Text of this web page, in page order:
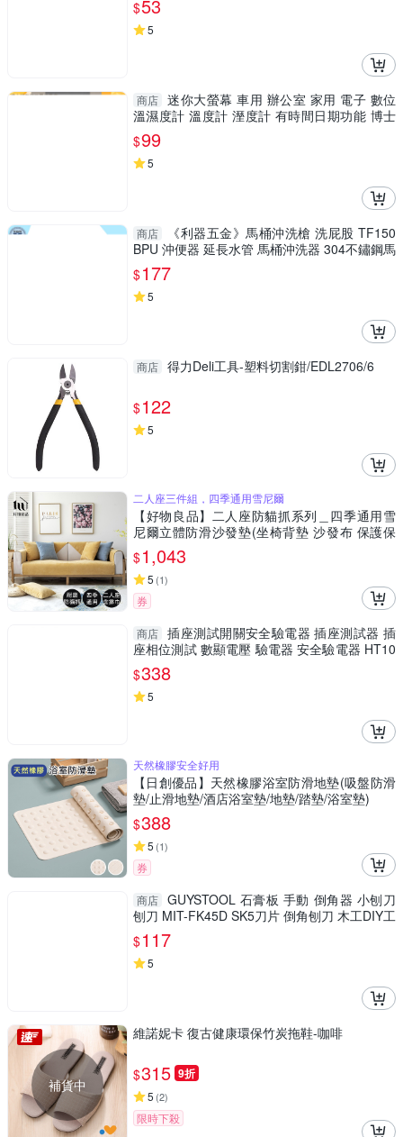
$53
5
商店 迷你大螢幕 車用 辦公室 家用 電子 數位
溫濕度計 溫度計 溼度計 有時間日期功能 博士
特汽修
$99
5
商店
《利器五金》馬桶沖洗槍 洗屁股 TF150
BPU 沖便器 延長水管 馬桶沖洗器 304不鏽鋼馬
桶噴槍
$177
5
商店 得力Deli工具-塑料切割鉗/EDL2706/6
$122
5
二人座三件組，四季通用雪尼爾
【好物良品】二人座防貓抓系列＿四季通用雪
尼爾立體防滑沙發墊(坐椅背墊 沙發布 保護保
潔墊 靠背巾)
$1,043
5 (1)
券
商店 插座測試開關安全驗電器 插座測試器 插
座相位測試 數顯電壓 驗電器 安全驗電器 HT10
6B
$338
5
天然橡膠安全好用
【日創優品】天然橡膠浴室防滑地墊(吸盤防滑
墊/止滑地墊/酒店浴室墊/地墊/踏墊/浴室墊)
$388
5 (1)
券
商店 GUYSTOOL 石膏板 手動 倒角器 小刨刀
刨刀 MIT-FK45D SK5刀片 倒角刨刀 木工DIY工
具 木工刨刀
$117
5
補貨中
維諾妮卡 復古健康環保竹炭拖鞋-咖啡
$315 9折
5 (2)
限時下殺